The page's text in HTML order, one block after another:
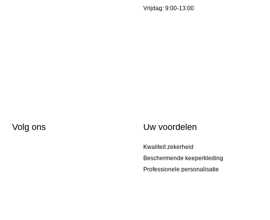
Vrijdag: 9:00-13:00
Volg ons Uw voordelen
Kwaliteit zekerheid
Beschermende keeperkleding
Professionele personalisatie